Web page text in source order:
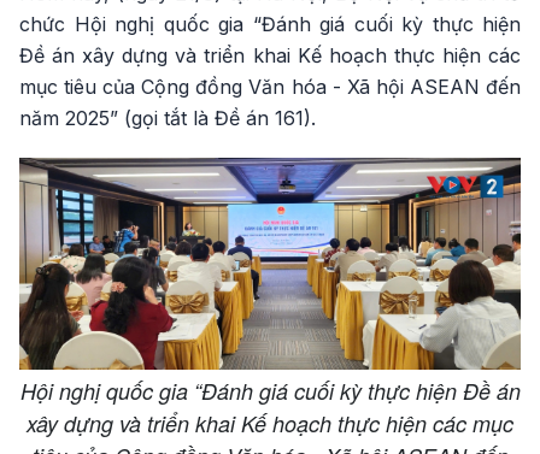
chức Hội nghị quốc gia “Đánh giá cuối kỳ thực hiện
Đề án xây dựng và triển khai Kế hoạch thực hiện các
mục tiêu của Cộng đồng Văn hóa - Xã hội ASEAN đến
năm 2025” (gọi tắt là Đề án 161).
Hội nghị quốc gia “Đánh giá cuối kỳ thực hiện Đề án
xây dựng và triển khai Kế hoạch thực hiện các mục